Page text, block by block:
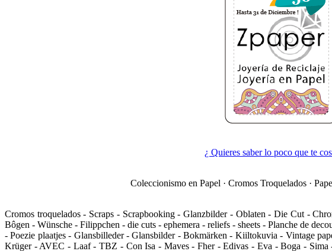
¿ Quieres saber lo poco que te
Coleccionismo en Papel · Cromos Troquelados ·
Cromos troquelados - Scraps - Scrapbooking - Glanzbilder - Oblaten - Die Cut -
Bôgen - Wünsche - Filippchen - die cuts - ephemera - reliefs - sheets - Planche de
- Poezie plaatjes - Glansbilleder - Glansbilder - Bokmärken - Kiiltokuvia - Vintage
Krüger - AVEC - Laaf - TBZ - Con Isa - Maves - Fher - Edivas - Eva - Boga -